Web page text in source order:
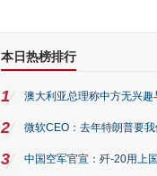
本日热榜排行
1 澳大利亚总理称中方无兴
2 微软CEO：去年特朗普要
3 中国空军官宣：歼-20用上